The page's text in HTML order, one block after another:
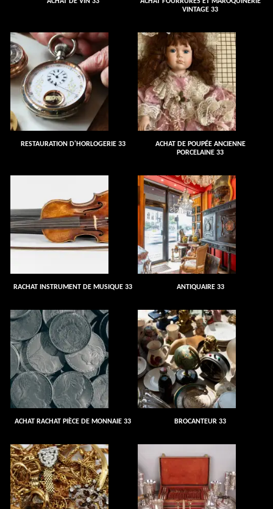
VINTAGE 33
RESTAURATION D'HORLOGERIE 33
ACHAT DE POUPÉE ANCIENNE
PORCELAINE 33
RACHAT INSTRUMENT DE MUSIQUE 33 ANTIQUAIRE 33
ACHAT RACHAT PIÈCE DE MONNAIE 33 BROCANTEUR 33